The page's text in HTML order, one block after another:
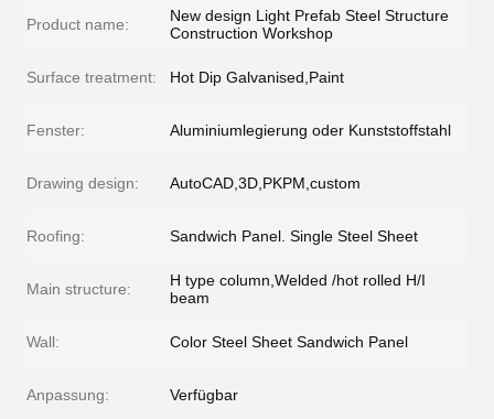
Product name:
New design Light Prefab Steel Structure
Construction Workshop
Surface treatment: Hot Dip Galvanised,Paint
Fenster: Aluminiumlegierung oder Kunststoffstahl
Drawing design: AutoCAD,3D,PKPM,custom
Roofing: Sandwich Panel. Single Steel Sheet
Main structure:
H type column,Welded /hot rolled H/I
beam
Wall: Color Steel Sheet Sandwich Panel
Anpassung: Verfügbar